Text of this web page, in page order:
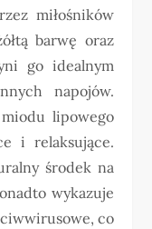
miłośników
barwę oraz
go idealnym
napojów.
lipowego
i relaksujące.
środek na
wykazuje
co